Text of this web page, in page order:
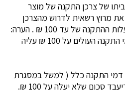
של צרכן התקנה של מוצר
מרוץ רשאית לדרוש מהצרכן
לשלם למצמן את מרוץ את עלות ההתקנה של עד 100 ₪ . הערה:
אם מצמן את מרוץ גבתה דמי התקנה העולים על 100 ₪ עליה
התקנה כלל ( למשל במסגרת
סכום שלא יעלה על 100 ₪.